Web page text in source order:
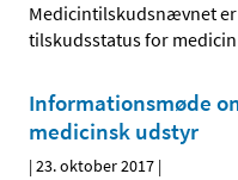
Medicintilskudsnævnet
tilskudsstatus for
Informationsmøde
medicinsk udstyr
|23. oktober 2017 |